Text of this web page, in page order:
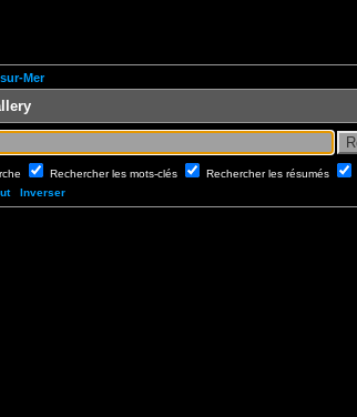
Mer
Rechercher les mots-clés Rechercher les résumés
Inverser